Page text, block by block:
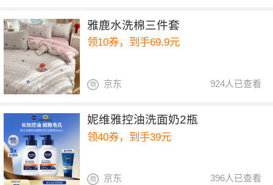
雅鹿水洗棉三件套
领10券，到手69.9元
924人已查看
京东
妮维雅控油洗面奶2瓶
领40券，到手39元
396人已查看
京东